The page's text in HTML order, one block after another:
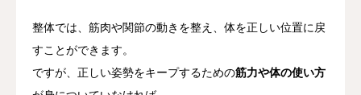
整体では、筋肉や関節の動きを整え、体を正しい位置に戻
すことができます。
ですが、正しい姿勢をキープするための筋力や体の使い方